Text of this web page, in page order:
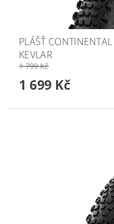
PLÁŠŤ
KEVLAR
1 799 Kč
1 699 Kč